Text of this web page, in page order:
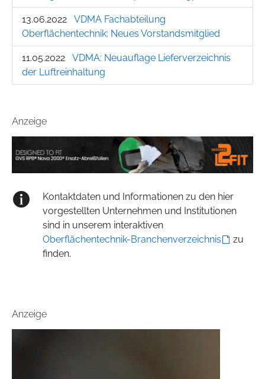
13.06.2022
VDMA Fachabteilung
Oberflächentechnik: Neues Vorstandsmitglied
11.05.2022
VDMA: Neuauflage Lieferverzeichnis
der Luftreinhaltung
Anzeige
Kontaktdaten und Informationen zu den hier
vorgestellten Unternehmen und Institutionen
sind in unserem interaktiven
Oberflächentechnik-Branchenverzeichnis
zu
finden.
Anzeige